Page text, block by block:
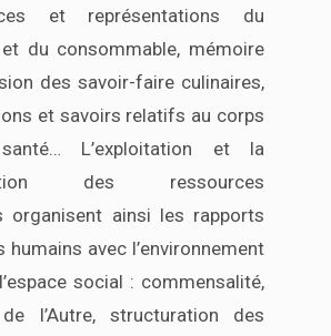
et représentations du
et du consommable, mémoire
des savoir-faire culinaires,
et savoirs relatifs au corps
L’exploitation et la
des ressources
organisent ainsi les rapports
humains avec l’environnement
social : commensalité,
de l’Autre, structuration des